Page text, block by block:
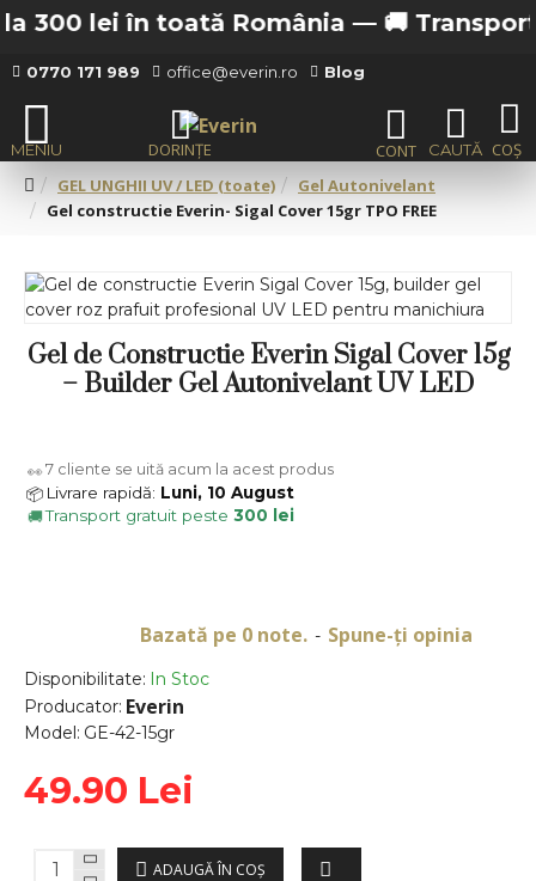
lei în toată România — 🚚 Transport
0770 171 989 office@everin.ro Blog
GEL UNGHII UV / LED (toate)
Gel Autonivelant
Gel constructie Everin- Sigal Cover 15gr TPO FREE
Gel de Constructie Everin Sigal Cover 15g
– Builder Gel Autonivelant UV LED
Disponibilitate: In Stoc
Producator: Everin
Model: GE-42-15gr
Bazată pe 0 note. - Spune-ţi opinia
49.90 Lei
ADAUGĂ ÎN COŞ
👀 7 cliente se uită acum la acest produs
📦 Livrare rapidă: Luni, 10 August
🚚Transport gratuit peste 300 lei